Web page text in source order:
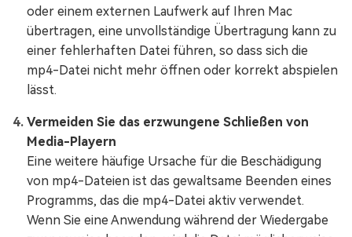
oder einem externen Laufwerk auf Ihren Mac
übertragen, eine unvollständige Übertragung kann zu
einer fehlerhaften Datei führen, so dass sich die
mp4-Datei nicht mehr öffnen oder korrekt abspielen
lässt.
Vermeiden Sie das erzwungene Schließen von
Media-Playern
Eine weitere häufige Ursache für die Beschädigung
von mp4-Dateien ist das gewaltsame Beenden eines
Programms, das die mp4-Datei aktiv verwendet.
Wenn Sie eine Anwendung während der Wiedergabe